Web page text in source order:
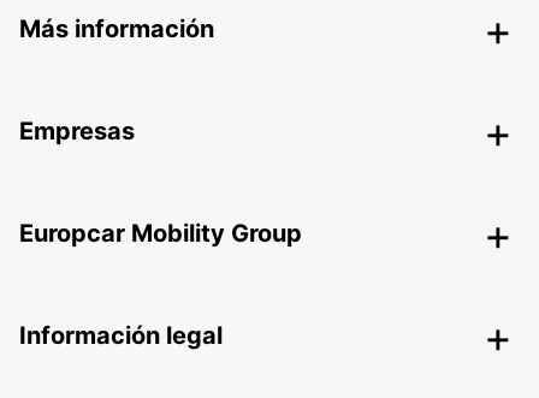
Más información
Empresas
Europcar Mobility Group
Información legal